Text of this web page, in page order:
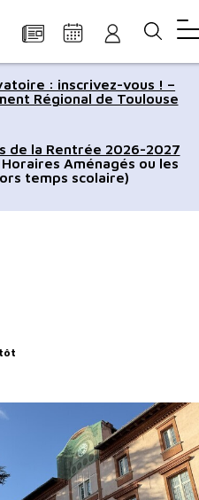
à
recherche
au
de
page
au
du
site
: inscrivez-vous ! –
Régional de Toulouse
de la Rentrée 2026-2027
Aménagés ou les
temps scolaire)